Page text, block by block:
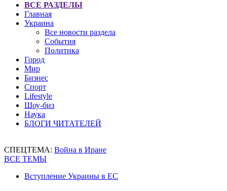
ВСЕ РАЗДЕЛЫ
Главная
Украина
Все новости раздела
События
Политика
Город
Мир
Бизнес
Спорт
Lifestyle
Шоу-биз
Наука
БЛОГИ ЧИТАТЕЛЕЙ
СПЕЦТЕМА: Война в Иране
ВСЕ ТЕМЫ
Вступление Украины в ЕС